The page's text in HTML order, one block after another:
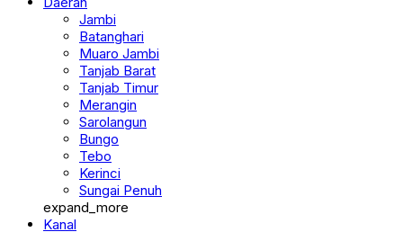
Batanghari
Muaro Jambi
Tanjab Barat
Tanjab Timur
Merangin
Sarolangun
Bungo
Tebo
Kerinci
Sungai Penuh
expand_more
Kanal